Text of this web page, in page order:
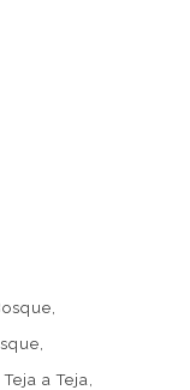
a Teja